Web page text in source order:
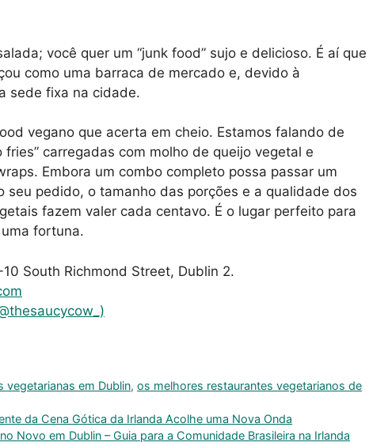
você quer um “junk food” sujo e delicioso. É aí que
como uma barraca de mercado e, devido à
sede fixa na cidade.
vegano que acerta em cheio. Estamos falando de
carregadas com molho de queijo vegetal e
Embora um combo completo possa passar um
seu pedido, o tamanho das porções e a qualidade dos
fazem valer cada centavo. É o lugar perfeito para
fortuna.
South Richmond Street, Dublin 2.
vegetarianas em Dublin,os melhores restaurantes vegetarianos de
da Cena Gótica da Irlanda Acolhe uma Nova Onda
Novo em Dublin – Guia para a Comunidade Brasileira na Irlanda